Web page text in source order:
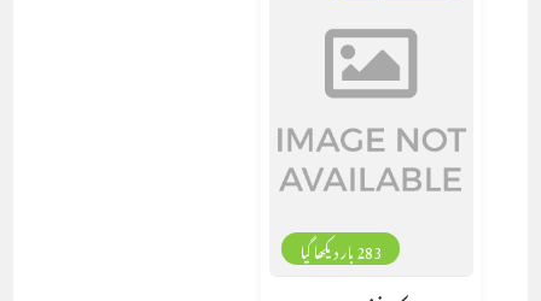
283 بار دیکھا گیا